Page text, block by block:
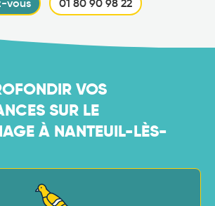
vous 01 80 90 98 22
VOS
SUR LE
À NANTEUIL-LÈS-